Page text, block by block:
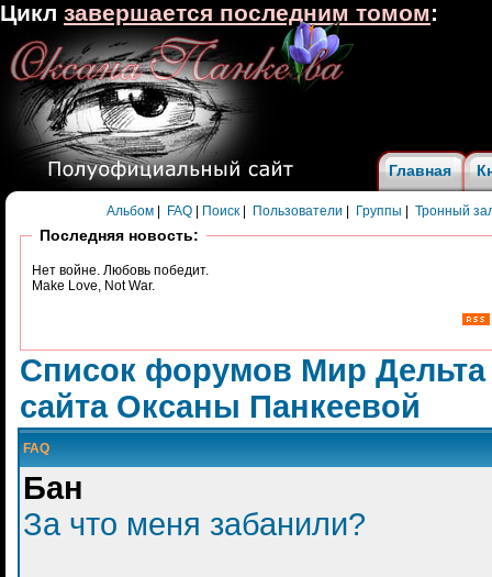
Главная
Альбом FAQ Поиск Пользователи Группы Тронный
Последняя новость:
Нет войне. Любовь победит.
Make Love, Not War.
Список форумов Мир
сайта Оксаны Панкеевой
FAQ
Бан
За что меня забанили?
Цикл завершается последним томом: